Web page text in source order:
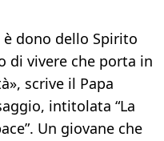
è dono dello Spirito
di vivere che porta in
scrive il Papa
intitolata “La
Un giovane che